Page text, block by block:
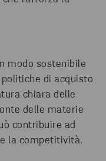
modo sostenibile
di acquisto
chiara delle
delle materie
contribuire ad
la competitività.